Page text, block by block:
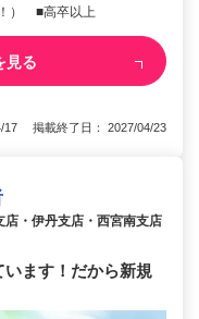
！） ■高卒以上
見る
17 掲載終了日： 2027/04/23
・伊丹支店・西宮南支店
ます！だから新規